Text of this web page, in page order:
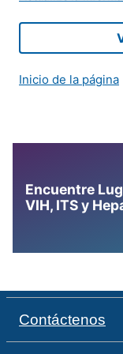
Inicio de la página
Encuentre
VIH, ITS y
Contáctenos